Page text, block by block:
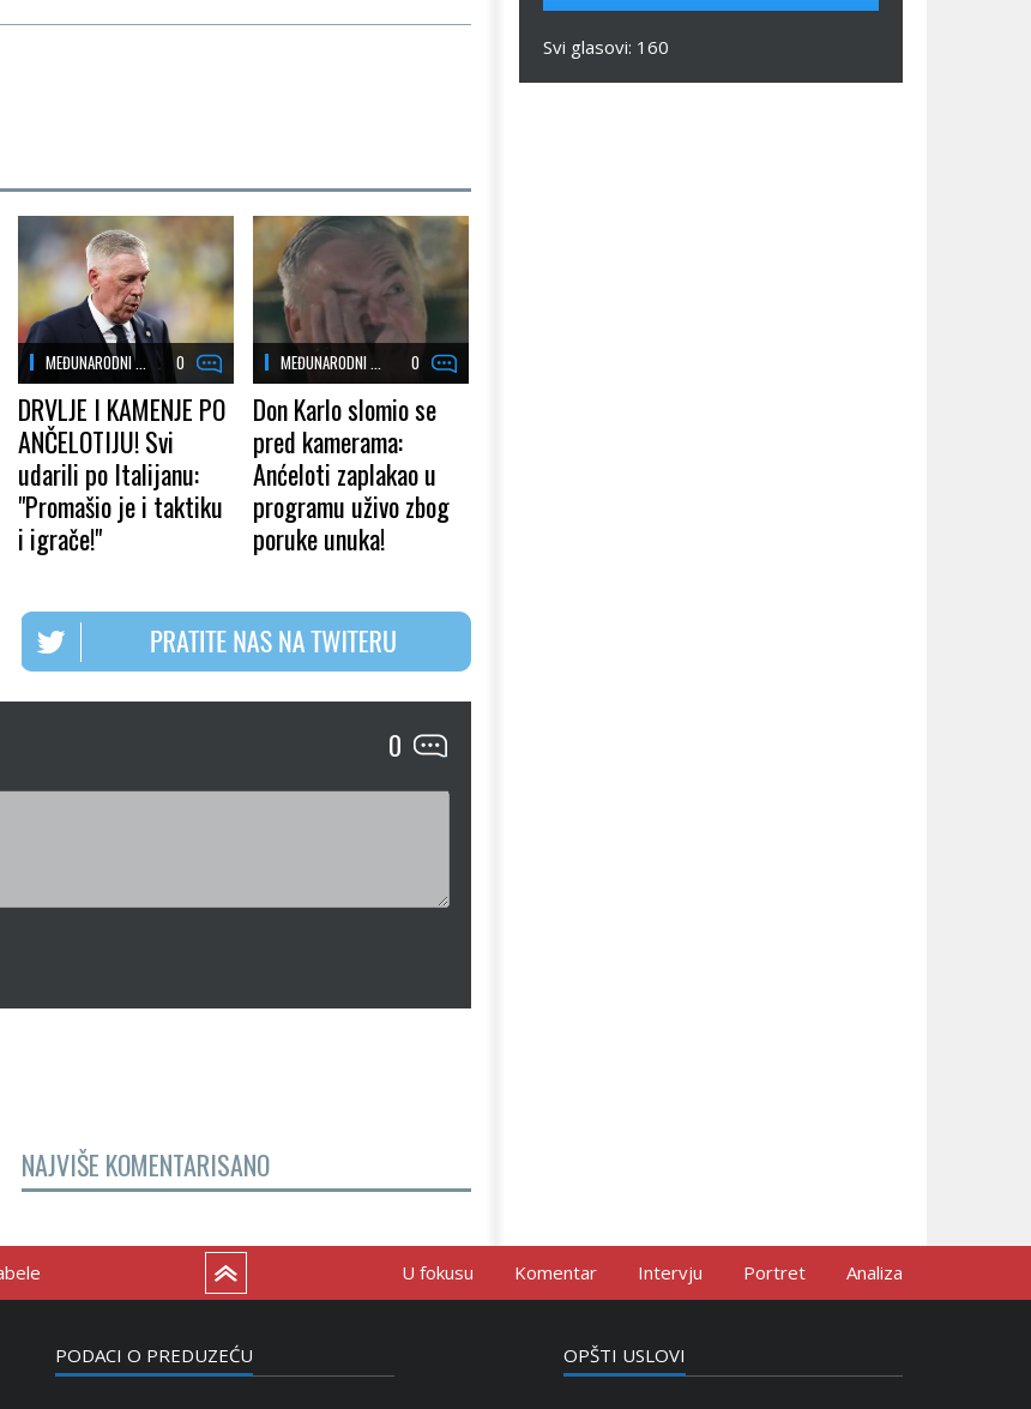
MEĐUNARODNI ... 0
DRVLJE I KAMENJE PO
ANČELOTIJU! Svi
udarili po Italijanu:
"Promašio je i taktiku
i igrače!"
MEĐUNARODNI ... 0
Don Karlo slomio se
pred kamerama:
Anćeloti zaplakao u
programu uživo zbog
poruke unuka!
0
NAJVIŠE KOMENTARISANO
Svi glasovi: 160
U fokusu Komentar Intervju Portret Analiza
PODACI O PREDUZEĆU OPŠTI USLOVI